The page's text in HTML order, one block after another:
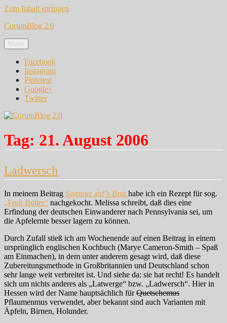
Zum Inhalt springen
CorumBlog 2.0
Menü
Facebook
Instagram
Pinterest
Google+
Twitter
Tag: 21. August 2006
Ladwersch
In meinem Beitrag Sommer auf’s Brot habe ich ein Rezept für sog.
„Fruit Butter“ nachgekocht. Melissa schreibt, daß dies eine
Erfindung der deutschen Einwanderer nach Pennsylvania sei, um
die Apfelernte besser lagern zu können.
Durch Zufall stieß ich am Wochenende auf einen Beitrag in einem
ursprünglich englischen Kochbuch (Marye Cameron-Smith – Spaß
am Einmachen), in dem unter anderem gesagt wird, daß diese
Zubereitungsmethode in Großbritannien und Deutschland schon
sehr lange weit verbreitet ist. Und siehe da: sie hat recht! Es handelt
sich um nichts anderes als „Latwerge“ bzw. „Ladwersch“. Hier in
Hessen wird der Name hauptsächlich fürQuetschemus
Pflaumenmus verwendet, aber bekannt sind auch Varianten mit
Äpfeln, Birnen, Holunder.